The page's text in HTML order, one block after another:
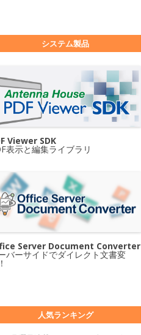
システム製品
Viewer SDK
表示と編集ライブラリ
Server Document Converter
バーサイドでダイレクト文書変
人気ランキング